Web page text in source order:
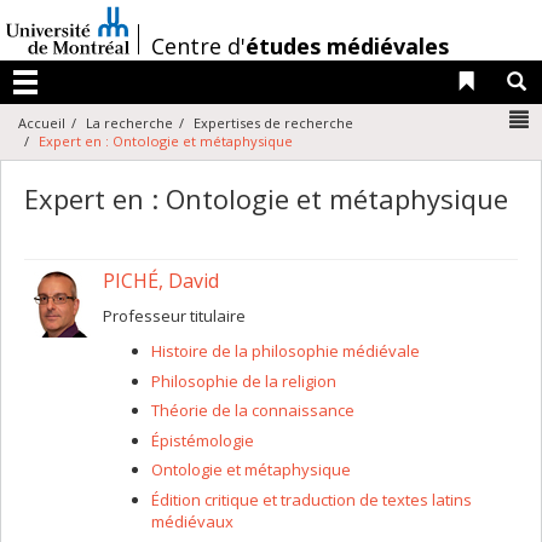
au
contenu
/
Centre d'études médiévales
Menu
Liens
Accueil La recherche
Expertises de recherche
Expert en : Ontologie et métaphysique
Expert en : Ontologie et métaphysique
PICHÉ, David
Professeur titulaire
Histoire de la philosophie médiévale
Philosophie de la religion
Théorie de la connaissance
Épistémologie
Ontologie et métaphysique
Édition critique et traduction de textes latins
médiévaux